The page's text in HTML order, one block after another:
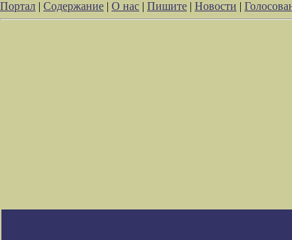
Портал | Содержание | О нас | Пишите | Новости |